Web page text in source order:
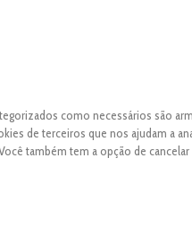
como necessários são
de terceiros que nos ajudam a
também tem a opção de cancelar